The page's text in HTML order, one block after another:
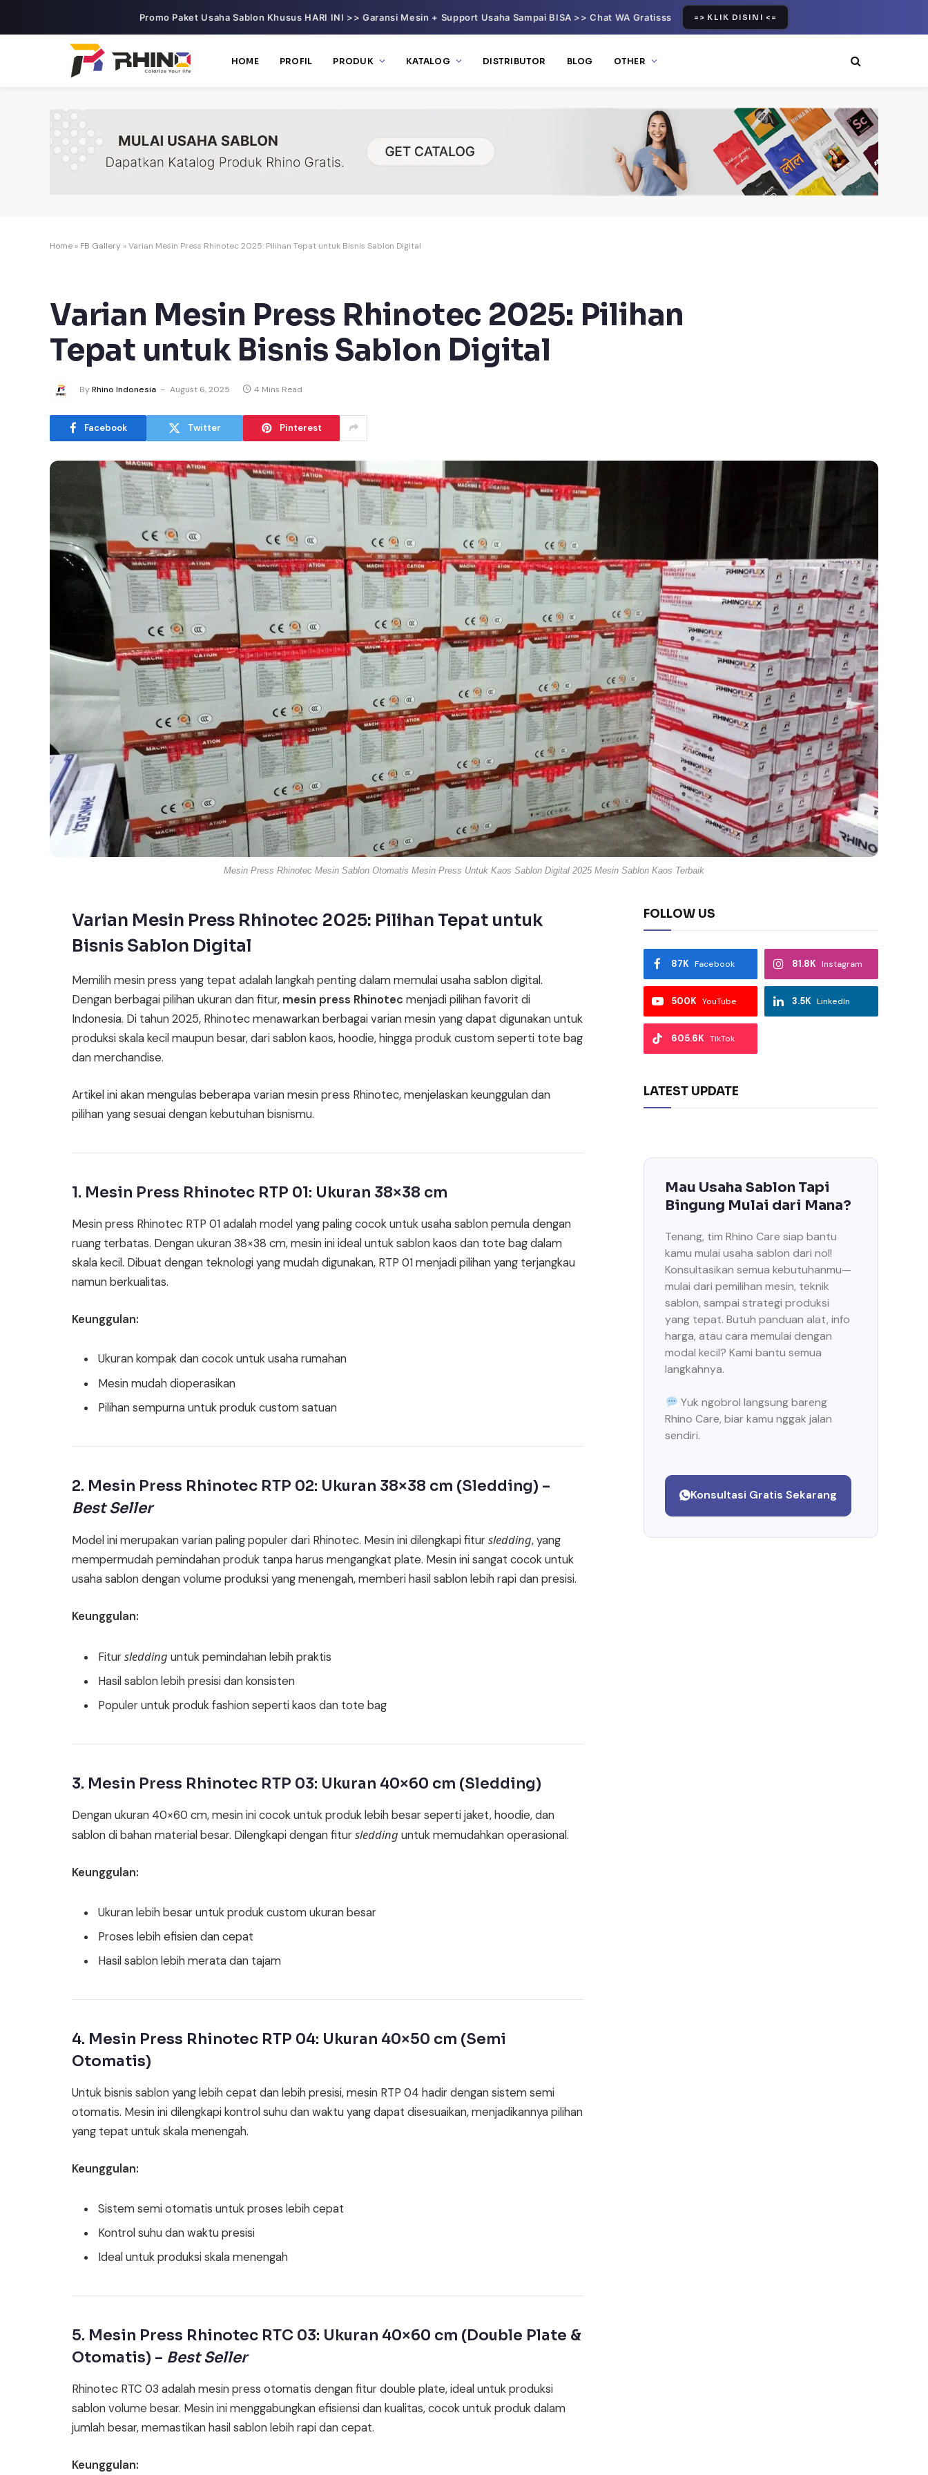
Promo Paket Usaha Sablon Khusus HARI INI >> Garansi Mesin + Support Usaha Sampai BISA >> Chat WA Gratisss => KLIK DISINI <=
HOME PROFIL PRODUK KATALOG DISTRIBUTOR BLOG OTHER
Home » FB Gallery »Varian Mesin Press Rhinotec 2025: Pilihan Tepat untuk Bisnis Sablon Digital
Varian Mesin Press Rhinotec 2025: Pilihan
Tepat untuk Bisnis Sablon Digital
ByRhino Indonesia August 6, 2025 4 Mins Read
Facebook Twitter Pinterest
Mesin Press Rhinotec Mesin Sablon Otomatis Mesin Press Untuk Kaos Sablon Digital 2025 Mesin Sablon Kaos Terbaik
Varian Mesin Press Rhinotec 2025: Pilihan Tepat untuk
Bisnis Sablon Digital
Memilih mesin press yang tepat adalah langkah penting dalam memulai usaha sablon digital.
Dengan berbagai pilihan ukuran dan fitur, mesin press Rhinotec menjadi pilihan favorit di
Indonesia. Di tahun 2025, Rhinotec menawarkan berbagai varian mesin yang dapat digunakan untuk
produksi skala kecil maupun besar, dari sablon kaos, hoodie, hingga produk custom seperti tote bag
dan merchandise.
Artikel ini akan mengulas beberapa varian mesin press Rhinotec, menjelaskan keunggulan dan
pilihan yang sesuai dengan kebutuhan bisnismu.
1. Mesin Press Rhinotec RTP 01: Ukuran 38×38 cm
Mesin press Rhinotec RTP 01 adalah model yang paling cocok untuk usaha sablon pemula dengan
ruang terbatas. Dengan ukuran 38×38 cm, mesin ini ideal untuk sablon kaos dan tote bag dalam
skala kecil. Dibuat dengan teknologi yang mudah digunakan, RTP 01 menjadi pilihan yang terjangkau
namun berkualitas.
Keunggulan:
Ukuran kompak dan cocok untuk usaha rumahan
Mesin mudah dioperasikan
Pilihan sempurna untuk produk custom satuan
2. Mesin Press Rhinotec RTP 02: Ukuran 38×38 cm (Sledding) –
Best Seller
Model ini merupakan varian paling populer dari Rhinotec. Mesin ini dilengkapi fitursledding, yang
mempermudah pemindahan produk tanpa harus mengangkat plate. Mesin ini sangat cocok untuk
usaha sablon dengan volume produksi yang menengah, memberi hasil sablon lebih rapi dan presisi.
Keunggulan:
Fitursledding untuk pemindahan lebih praktis
Hasil sablon lebih presisi dan konsisten
Populer untuk produk fashion seperti kaos dan tote bag
3. Mesin Press Rhinotec RTP 03: Ukuran 40×60 cm (Sledding)
Dengan ukuran 40×60 cm, mesin ini cocok untuk produk lebih besar seperti jaket, hoodie, dan
sablon di bahan material besar. Dilengkapi dengan fitursledding untuk memudahkan operasional.
Keunggulan:
Ukuran lebih besar untuk produk custom ukuran besar
Proses lebih efisien dan cepat
Hasil sablon lebih merata dan tajam
4. Mesin Press Rhinotec RTP 04: Ukuran 40×50 cm (Semi
Otomatis)
Untuk bisnis sablon yang lebih cepat dan lebih presisi, mesin RTP 04 hadir dengan sistem semi
otomatis. Mesin ini dilengkapi kontrol suhu dan waktu yang dapat disesuaikan, menjadikannya pilihan
yang tepat untuk skala menengah.
Keunggulan:
Sistem semi otomatis untuk proses lebih cepat
Kontrol suhu dan waktu presisi
Ideal untuk produksi skala menengah
5. Mesin Press Rhinotec RTC 03: Ukuran 40×60 cm (Double Plate &
Otomatis) – Best Seller
Rhinotec RTC 03 adalah mesin press otomatis dengan fitur double plate, ideal untuk produksi
sablon volume besar. Mesin ini menggabungkan efisiensi dan kualitas, cocok untuk produk dalam
jumlah besar, memastikan hasil sablon lebih rapi dan cepat.
Keunggulan:
FOLLOW US
Facebook
87K Instagram
81.8K
YouTube
500K LinkedIn
3.5K
TikTok
605.6K
LATEST UPDATE
Mau Usaha Sablon Tapi
Bingung Mulai dari Mana?
Tenang, tim Rhino Care siap bantu
kamu mulai usaha sablon dari nol!
Konsultasikan semua kebutuhanmu—
mulai dari pemilihan mesin, teknik
sablon, sampai strategi produksi
yang tepat. Butuh panduan alat, info
harga, atau cara memulai dengan
modal kecil? Kami bantu semua
langkahnya.
Yuk ngobrol langsung bareng
Rhino Care, biar kamu nggak jalan
sendiri.
Konsultasi Gratis Sekarang